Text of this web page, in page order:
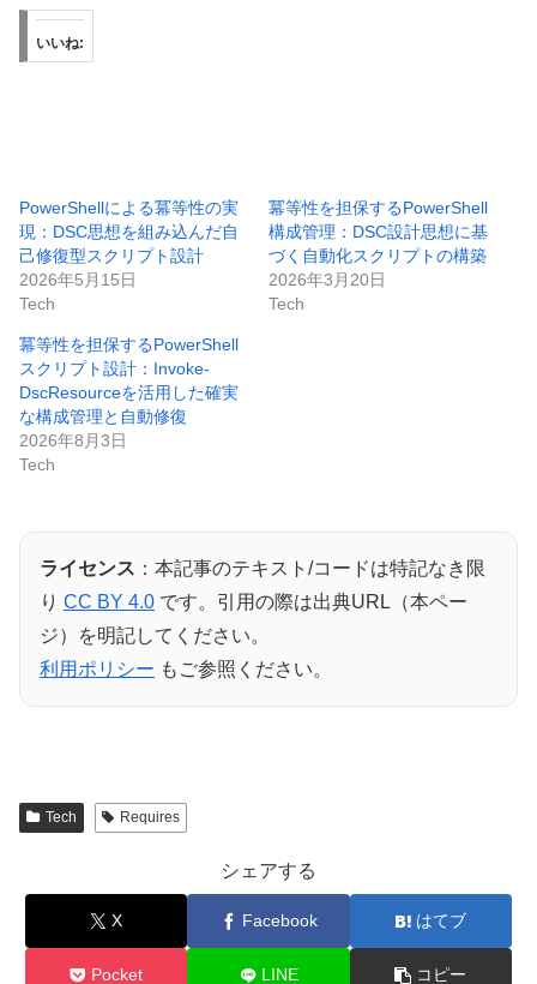
いいね:
PowerShellによる冪等性の実
現：DSC思想を組み込んだ自
己修復型スクリプト設計
2026年5月15日
Tech
冪等性を担保するPowerShell
構成管理：DSC設計思想に基
づく自動化スクリプトの構築
2026年3月20日
Tech
冪等性を担保するPowerShell
スクリプト設計：Invoke-
DscResourceを活用した確実
な構成管理と自動修復
2026年8月3日
Tech
ライセンス ：本記事のテキスト/コードは特記なき限
り CC BY 4.0 です。引用の際は出典URL（本ペー
ジ）を明記してください。
利用ポリシー もご参照ください。
Tech Requires
シェアする
X Facebook はてブ
Pocket LINE コピー